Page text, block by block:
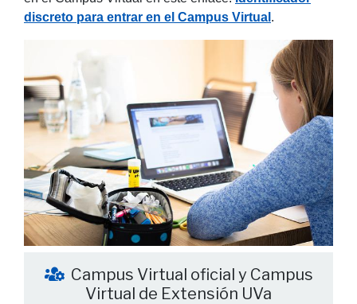
discreto para entrar en el Campus Virtual .
Campus Virtual oficial y Campus
Virtual de Extensión UVa